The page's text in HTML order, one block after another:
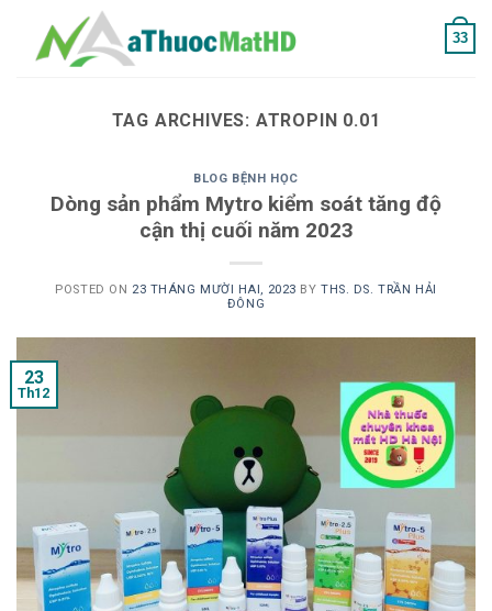
content
33
TAG ARCHIVES: ATROPIN 0.01
BLOG BỆNH HỌC
Dòng sản phẩm Mytro kiểm soát tăng độ
cận thị cuối năm 2023
POSTED ON 23 THÁNG MƯỜI HAI, 2023 BYTHS. DS. TRẦN HẢI
ĐÔNG
23
Th12